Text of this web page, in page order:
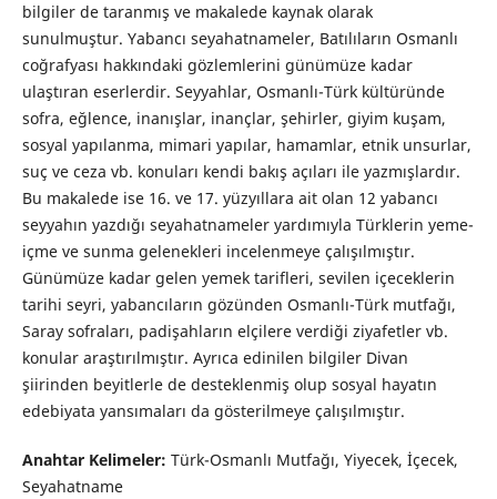
bilgiler de taranmış ve makalede kaynak olarak
sunulmuştur. Yabancı seyahatnameler, Batılıların Osmanlı
coğrafyası hakkındaki gözlemlerini günümüze kadar
ulaştıran eserlerdir. Seyyahlar, Osmanlı-Türk kültüründe
sofra, eğlence, inanışlar, inançlar, şehirler, giyim kuşam,
sosyal yapılanma, mimari yapılar, hamamlar, etnik unsurlar,
suç ve ceza vb. konuları kendi bakış açıları ile yazmışlardır.
Bu makalede ise 16. ve 17. yüzyıllara ait olan 12 yabancı
seyyahın yazdığı seyahatnameler yardımıyla Türklerin yeme-
içme ve sunma gelenekleri incelenmeye çalışılmıştır.
Günümüze kadar gelen yemek tarifleri, sevilen içeceklerin
tarihi seyri, yabancıların gözünden Osmanlı-Türk mutfağı,
Saray sofraları, padişahların elçilere verdiği ziyafetler vb.
konular araştırılmıştır. Ayrıca edinilen bilgiler Divan
şiirinden beyitlerle de desteklenmiş olup sosyal hayatın
edebiyata yansımaları da gösterilmeye çalışılmıştır.
Anahtar Kelimeler: Türk-Osmanlı Mutfağı, Yiyecek, İçecek,
Seyahatname